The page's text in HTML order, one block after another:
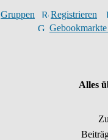
Gruppen
Registrieren
Alles